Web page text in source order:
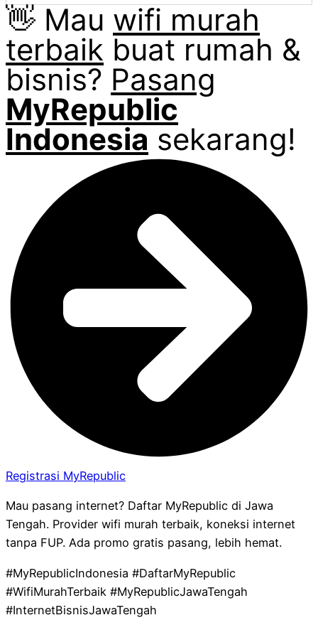
👋 Mau wifi murah
terbaik buat rumah &
bisnis? Pasang
MyRepublic
Indonesia sekarang!
Registrasi MyRepublic
Mau pasang internet? Daftar MyRepublic di Jawa
Tengah. Provider wifi murah terbaik, koneksi internet
tanpa FUP. Ada promo gratis pasang, lebih hemat.
#MyRepublicIndonesia #DaftarMyRepublic
#WifiMurahTerbaik #MyRepublicJawaTengah
#InternetBisnisJawaTengah